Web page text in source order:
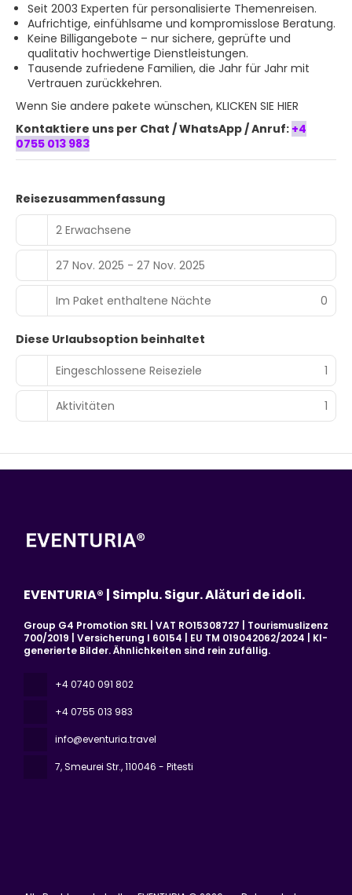
Seit 2003 Experten für personalisierte Themenreisen.
Aufrichtige, einfühlsame und kompromisslose Beratung.
Keine Billigangebote – nur sichere, geprüfte und
qualitativ hochwertige Dienstleistungen.
Tausende zufriedene Familien, die Jahr für Jahr mit
Vertrauen zurückkehren.
Wenn Sie andere pakete wünschen, KLICKEN SIE HIER
Kontaktiere uns per Chat / WhatsApp / Anruf: +4
0755 013 983
Reisezusammenfassung
2 Erwachsene
27 Nov. 2025 - 27 Nov. 2025
Im Paket enthaltene Nächte 0
Diese Urlaubsoption beinhaltet
Eingeschlossene Reiseziele
1
Aktivitäten 1
EVENTURIA® | Simplu. Sigur. Alături de idoli.
Group G4 Promotion SRL | VAT RO15308727 | Tourismuslizenz
700/2019 | Versicherung I 60154 | EU TM 019042062/2024 | KI-
generierte Bilder. Ähnlichkeiten sind rein zufällig.
+4 0740 091 802
+4 0755 013 983
info@eventuria.travel
7, Smeurei Str., 110046 - Pitesti